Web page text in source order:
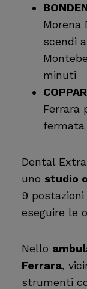
Morena
scendi
minuti
Ferrara
fermata
Dental
uno studio
9
eseguire le
Nello
Ferrara,
strumenti